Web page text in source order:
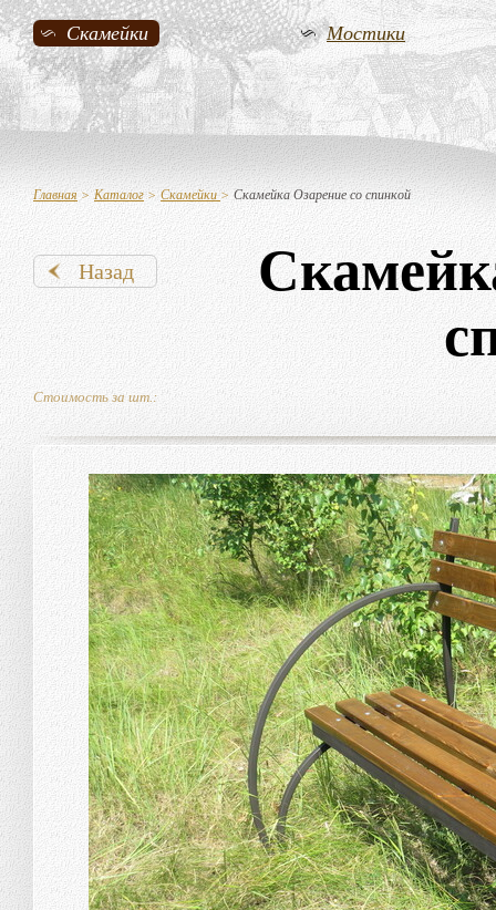
Скамейки Мостики
Главная > Каталог> Скамейки> Скамейка Озарение со спинкой
Назад
Стоимость за шт.: